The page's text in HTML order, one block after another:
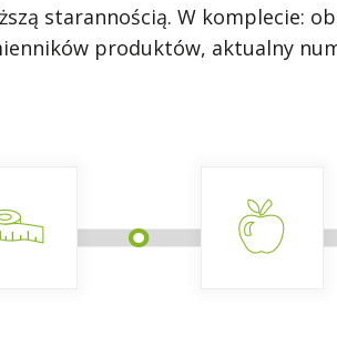
starannością. W komplecie:
produktów, aktualny